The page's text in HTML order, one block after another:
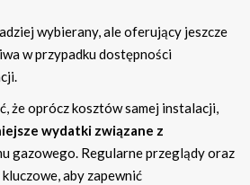
wybierany, ale oferujący jeszcze
w przypadku dostępności
że oprócz kosztów samej instalacji,
wydatki związane z
gazowego. Regularne przeglądy oraz
aby zapewnić